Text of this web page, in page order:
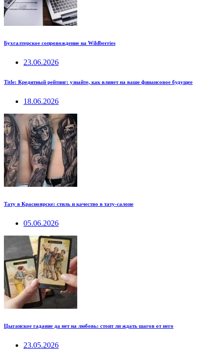
Бухгалтерское сопровождение на Wildberries
23.06.2026
Title: Кредитный рейтинг: узнайте, как влияет на ваше финансовое будущее
18.06.2026
Тату в Красноярске: стиль и качество в тату-салоне
05.06.2026
Цыганское гадание да нет на любовь: стоит ли ждать шагов от него
23.05.2026